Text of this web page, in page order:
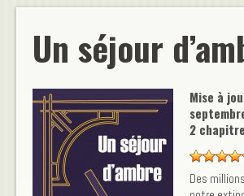
SE CONNECTER
S’INSCRIRE
CONSEILS D’ÉCRITURES
Un séjour
Mise à
2
Des